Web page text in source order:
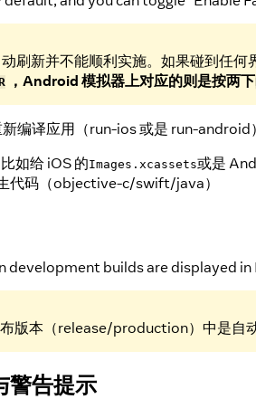
刷新并不能顺利实施。如果碰到任
，Android 模拟器上对应的则是按两下
编译应用（run-ios 或是 run-android
如给 iOS 的Images.xcassets或是
代码（objective-c/swift/java）
development builds are displayed
版本（release/production）中是自
警告提示